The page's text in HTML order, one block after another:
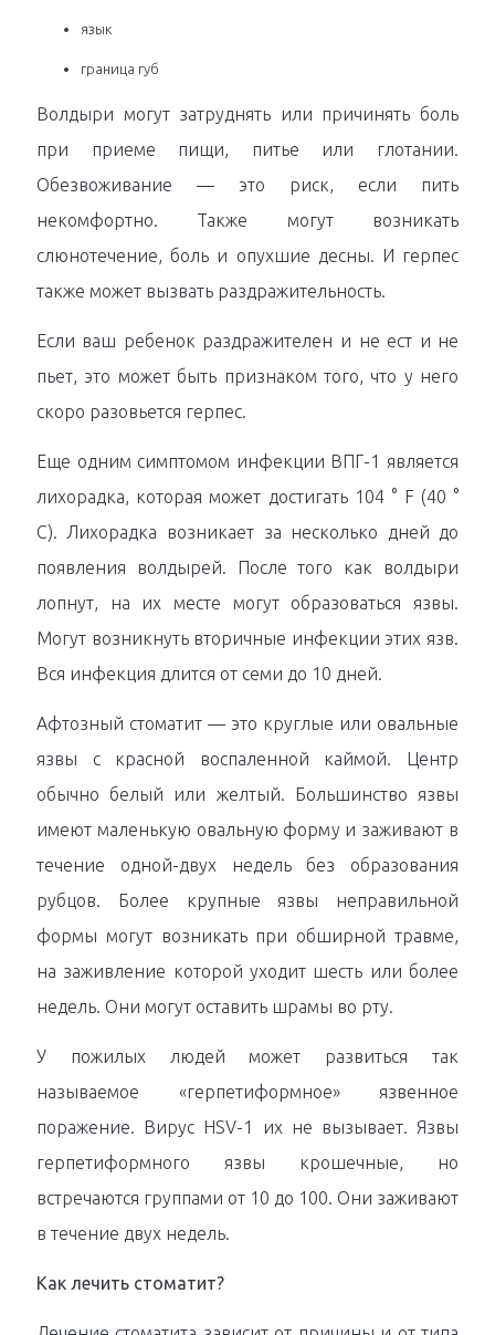
язык
граница губ
Волдыри могут затруднять или причинять боль
при приеме пищи, питье или глотании.
Обезвоживание — это риск, если пить
некомфортно. Также могут возникать
слюнотечение, боль и опухшие десны. И герпес
также может вызвать раздражительность.
Если ваш ребенок раздражителен и не ест и не
пьет, это может быть признаком того, что у него
скоро разовьется герпес.
Еще одним симптомом инфекции ВПГ-1 является
лихорадка, которая может достигать 104 ° F (40 °
C). Лихорадка возникает за несколько дней до
появления волдырей. После того как волдыри
лопнут, на их месте могут образоваться язвы.
Могут возникнуть вторичные инфекции этих язв.
Вся инфекция длится от семи до 10 дней.
Афтозный стоматит — это круглые или овальные
язвы с красной воспаленной каймой. Центр
обычно белый или желтый. Большинство язвы
имеют маленькую овальную форму и заживают в
течение одной-двух недель без образования
рубцов. Более крупные язвы неправильной
формы могут возникать при обширной травме,
на заживление которой уходит шесть или более
недель. Они могут оставить шрамы во рту.
У пожилых людей может развиться так
называемое «герпетиформное» язвенное
поражение. Вирус HSV-1 их не вызывает. Язвы
герпетиформного язвы крошечные, но
встречаются группами от 10 до 100. Они заживают
в течение двух недель.
Как лечить стоматит?